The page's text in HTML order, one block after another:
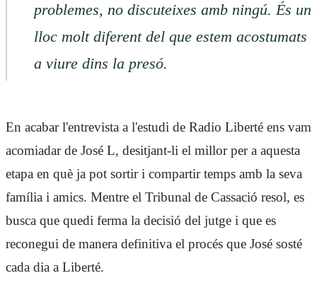
problemes, no discuteixes amb ningú. És un
lloc molt diferent del que estem acostumats
a viure dins la presó.
En acabar l'entrevista a l'estudi de Radio Liberté ens vam
acomiadar de José L, desitjant-li el millor per a aquesta
etapa en què ja pot sortir i compartir temps amb la seva
família i amics. Mentre el Tribunal de Cassació resol, es
busca que quedi ferma la decisió del jutge i que es
reconegui de manera definitiva el procés que José sosté
cada dia a Liberté.